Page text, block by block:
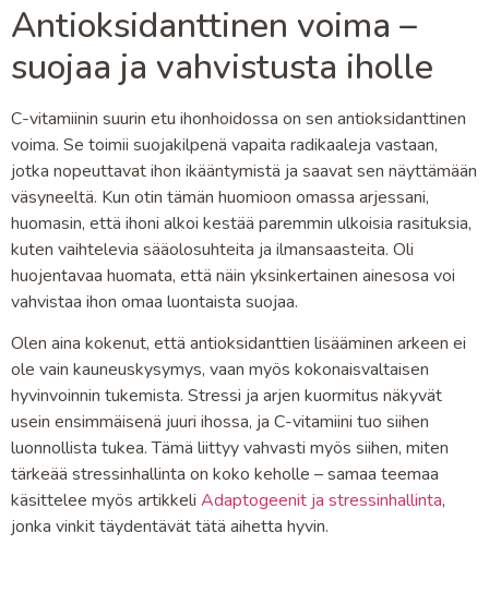
Antioksidanttinen voima –
suojaa ja vahvistusta iholle
C-vitamiinin suurin etu ihonhoidossa on sen antioksidanttinen
voima. Se toimii suojakilpenä vapaita radikaaleja vastaan,
jotka nopeuttavat ihon ikääntymistä ja saavat sen näyttämään
väsyneeltä. Kun otin tämän huomioon omassa arjessani,
huomasin, että ihoni alkoi kestää paremmin ulkoisia rasituksia,
kuten vaihtelevia sääolosuhteita ja ilmansaasteita. Oli
huojentavaa huomata, että näin yksinkertainen ainesosa voi
vahvistaa ihon omaa luontaista suojaa.
Olen aina kokenut, että antioksidanttien lisääminen arkeen ei
ole vain kauneuskysymys, vaan myös kokonaisvaltaisen
hyvinvoinnin tukemista. Stressi ja arjen kuormitus näkyvät
usein ensimmäisenä juuri ihossa, ja C-vitamiini tuo siihen
luonnollista tukea. Tämä liittyy vahvasti myös siihen, miten
tärkeää stressinhallinta on koko keholle – samaa teemaa
käsittelee myös artikkeli Adaptogeenit ja stressinhallinta,
jonka vinkit täydentävät tätä aihetta hyvin.